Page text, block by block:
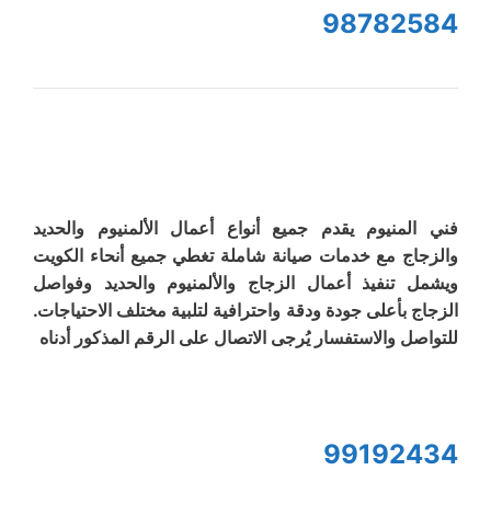
98782584
فني المنيوم يقدم جميع أنواع أعمال الألمنيوم والحديد
والزجاج مع خدمات صيانة شاملة تغطي جميع أنحاء الكويت
ويشمل تنفيذ أعمال الزجاج والألمنيوم والحديد وفواصل
الزجاج بأعلى جودة ودقة واحترافية لتلبية مختلف الاحتياجات.
للتواصل والاستفسار يُرجى الاتصال على الرقم المذكور أدناه
99192434